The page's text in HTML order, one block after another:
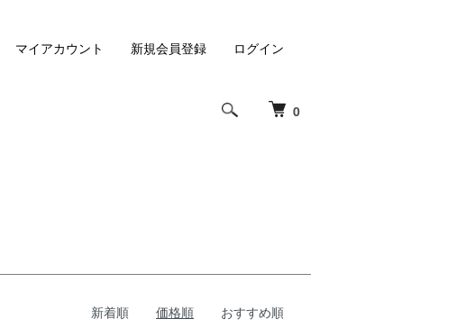
0
マイアカウント 新規会員登録 ログイン
新着順 価格順 おすすめ順